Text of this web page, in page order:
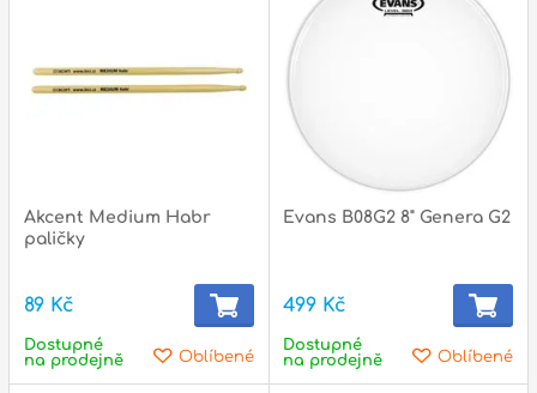
Akcent Medium Habr
paličky
89 Kč
Oblíbené
Dostupné
na prodejně
Evans B08G2 8" Genera G2
499 Kč
Oblíbené
Dostupné
na prodejně